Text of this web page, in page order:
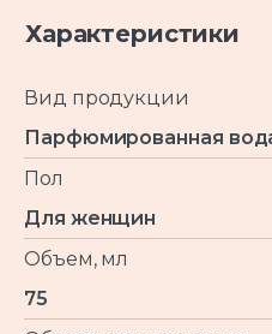
Характеристики
Вид продукции
Парфюмированная
Пол
Для женщин
Объем, мл
75